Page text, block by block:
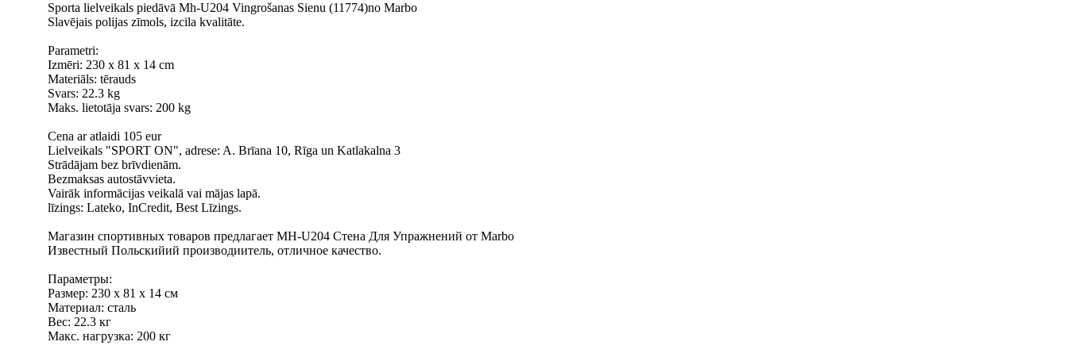
Sporta lielveikals piedāvā Mh-U204 Vingrošanas Sienu (11774)no Marbo
Slavējais polijas zīmols, izcila kvalitāte.
Parametri:
Izmēri: 230 x 81 x 14 cm
Materiāls: tērauds
Svars: 22.3 kg
Maks. lietotāja svars: 200 kg
Cena ar atlaidi 105 eur
Lielveikals "SPORT ON", adrese: A. Brīana 10, Rīga un Katlakalna 3
Strādājam bez brīvdienām.
Bezmaksas autostāvvieta.
Vairāk informācijas veikalā vai mājas lapā.
līzings: Lateko, InCredit, Best Līzings.
Магазин спортивных товаров предлагает MH-U204 Стена Для Упражнений от Marbo
Известный Польскийий производиитель, отличное качество.
Параметры:
Размер: 230 x 81 x 14 см
Материал: сталь
Вес: 22.3 кг
Макс. нагрузка: 200 кг